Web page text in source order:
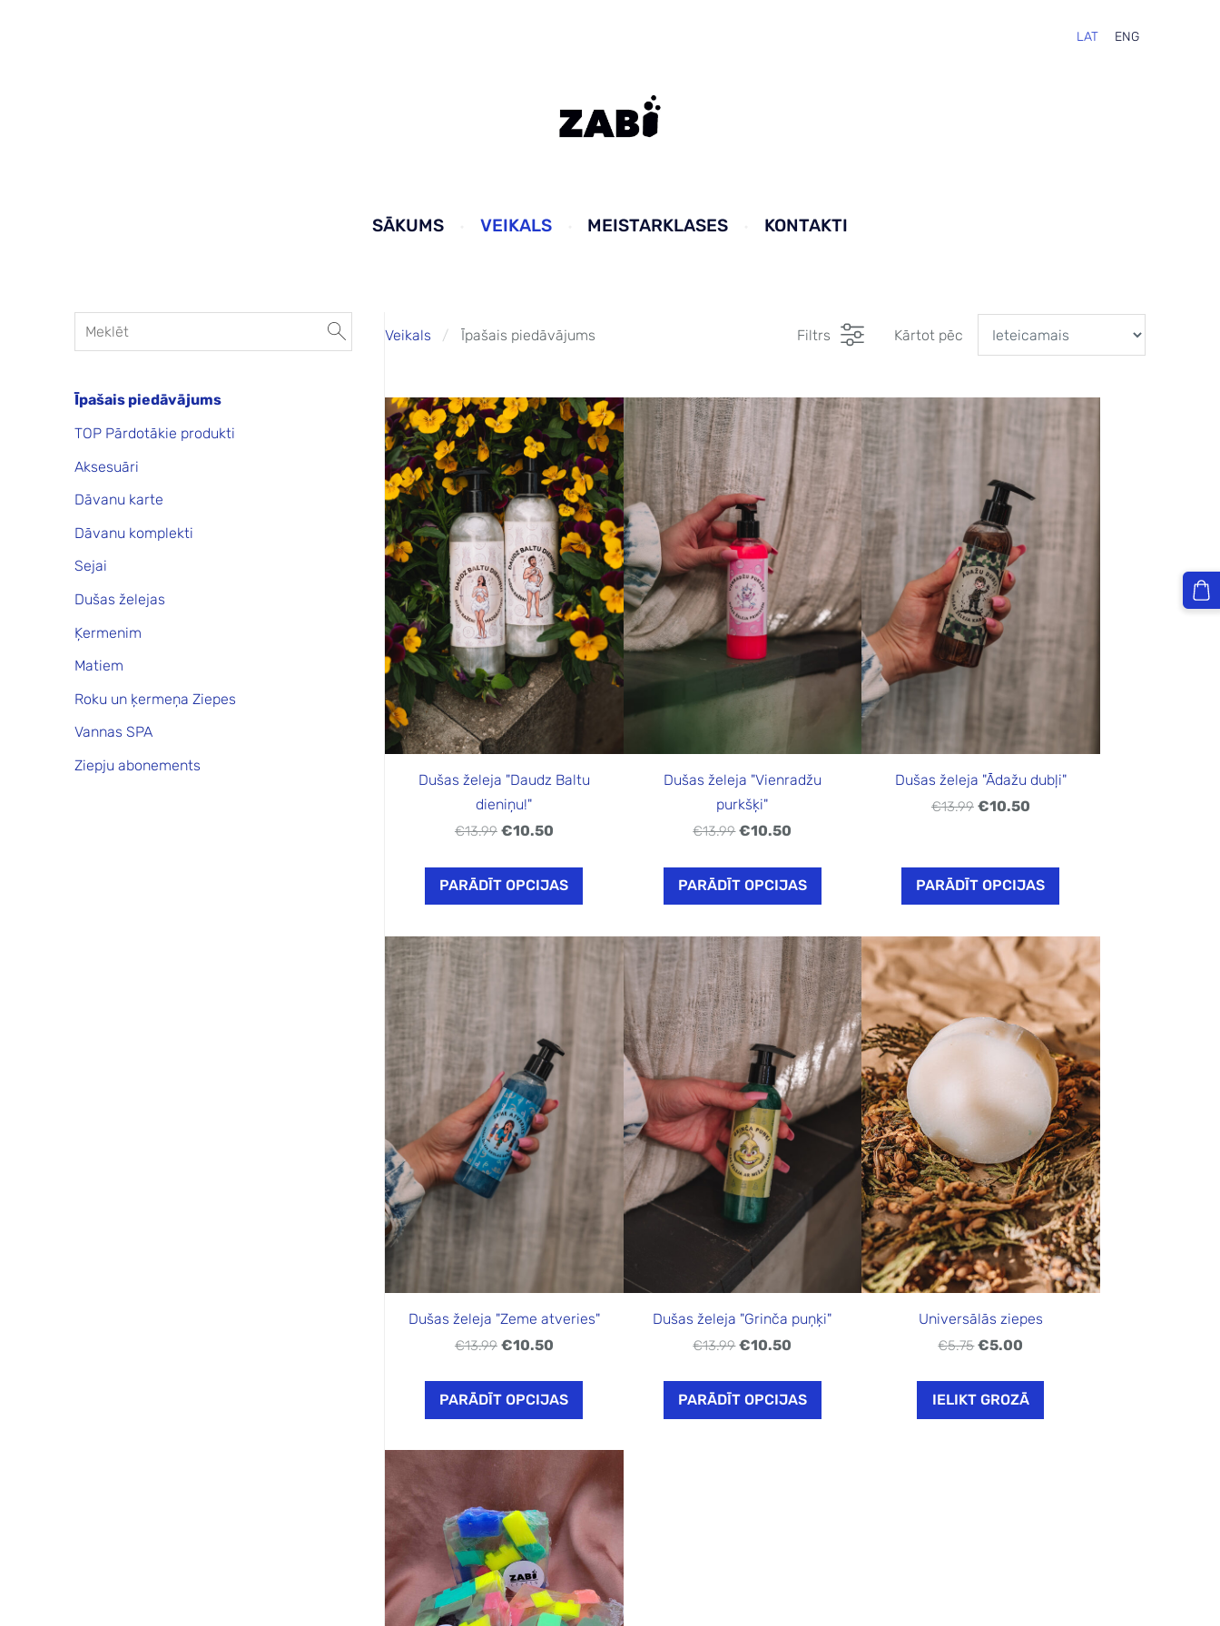
SĀKUMS VEIKALS MEISTARKLASES KONTAKTI
LAT ENG
Īpašais piedāvājums
TOP Pārdotākie produkti
Aksesuāri
Dāvanu karte
Dāvanu komplekti
Sejai
Dušas želejas
Ķermenim
Matiem
Roku un ķermeņa Ziepes
Vannas SPA
Ziepju abonements
Veikals Īpašais piedāvājums Filtrs Kārtot pēc
Dušas želeja "Daudz Baltu
dieniņu!"
€13.99 €10.50
PARĀDĪT OPCIJAS
Dušas želeja "Vienradžu
purkšķi"
€13.99 €10.50
PARĀDĪT OPCIJAS
Dušas želeja "Ādažu dubļi"
€13.99 €10.50
PARĀDĪT OPCIJAS
Dušas želeja "Zeme atveries"
€13.99 €10.50
PARĀDĪT OPCIJAS
Dušas želeja "Grinča puņķi"
€13.99 €10.50
PARĀDĪT OPCIJAS
Universālās ziepes
€5.75 €5.00
IELIKT GROZĀ